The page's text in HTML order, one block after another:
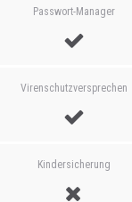
Passwort-Manager
Virenschutzversprechen
Kindersicherung